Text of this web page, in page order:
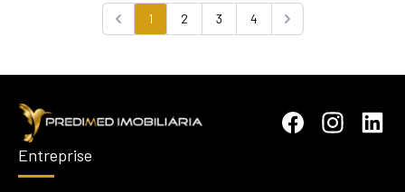
Previous
1 2 3 4
Next
Entreprise